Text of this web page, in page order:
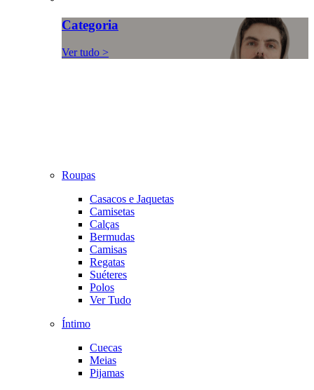
Categoria
Ver tudo >
Roupas
Casacos e Jaquetas
Camisetas
Calças
Bermudas
Camisas
Regatas
Suéteres
Polos
Ver Tudo
Íntimo
Cuecas
Meias
Pijamas